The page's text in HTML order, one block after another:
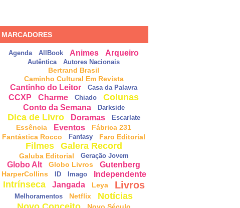
MARCADORES
Agenda AllBook Animes Arqueiro
Autêntica Autores Nacionais
Bertrand Brasil
Caminho Cultural Em Revista
Cantinho do Leitor Casa da Palavra
CCXP Charme Chiado Colunas
Conto da Semana Darkside
Dica de Livro Doramas Escarlate
Essência Eventos
Fábrica 231
Fantástica Rocco
Fantasy Faro Editorial
Filmes Galera Record
Galuba Editorial Geração Jovem
Globo Alt Globo Livros Gutenberg
HarperCollins ID Imago Independente
Intrínseca Jangada Leya Livros
Melhoramentos Netflix
Notícias